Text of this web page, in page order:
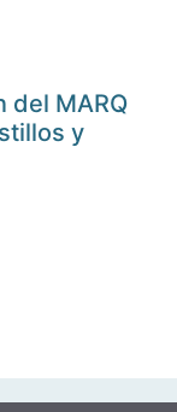
del MARQ
y